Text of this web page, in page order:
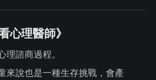
心理醫師》
理諮商過程。
來說也是一種生存挑戰，會產